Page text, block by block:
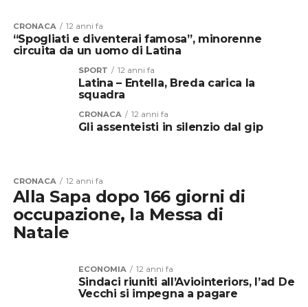
CRONACA 12 anni fa
“Spogliati e diventerai famosa”, minorenne
circuita da un uomo di Latina
SPORT 12 anni fa
Latina – Entella, Breda carica la
squadra
CRONACA 12 anni fa
Gli assenteisti in silenzio dal gip
CRONACA 12 anni fa
Alla Sapa dopo 166 giorni di
occupazione, la Messa di
Natale
ECONOMIA 12 anni fa
Sindaci riuniti all’Aviointeriors, l’ad De
Vecchi si impegna a pagare